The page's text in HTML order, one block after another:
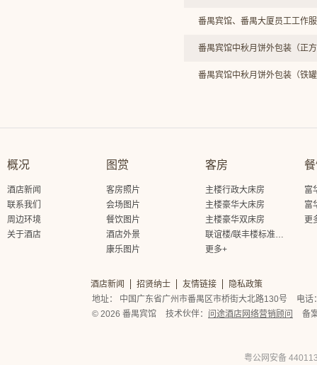
番禺宾馆、番禺大厦员工工作
番禺宾馆中秋月饼外包装（正
番禺宾馆中秋月饼外包装（铁
概况
酒店新闻
联系我们
周边环境
关于酒店
图赏
客房照片
会场图片
餐饮图片
酒店外景
康乐图片
客房
主楼行政大床房
主楼豪华大床房
主楼豪华双床房
联谊楼/联丰楼标准大床房
更多+
富
富
更
酒店新闻 招贤纳士 友情链接
隐私政策
地址： 中国广东省广州市番禺区市桥街大北路130号
电话
© 2026 番禺宾馆
技术伙伴： 问途酒店网络营销顾问 备
粤公网安备